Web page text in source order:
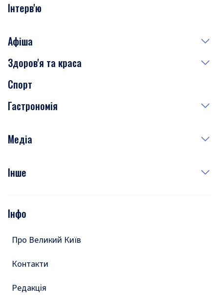
Інтерв'ю
Афіша
Сьогодні
Завтра
Субота
Здоров'я та краса
Медицина
Краса
Спорт
Гастрономія
Рецепти
Медіа
Фото
Подкасти
Інше
Тести
Інфо
Про Великий Київ
Контакти
Редакція